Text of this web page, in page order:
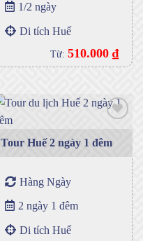
Từ:510.000₫
1/2 ngày
Di tích Huế
Tour Huế 2 ngày 1 đêm
Hàng Ngày
2 ngày 1 đêm
Di tích Huế